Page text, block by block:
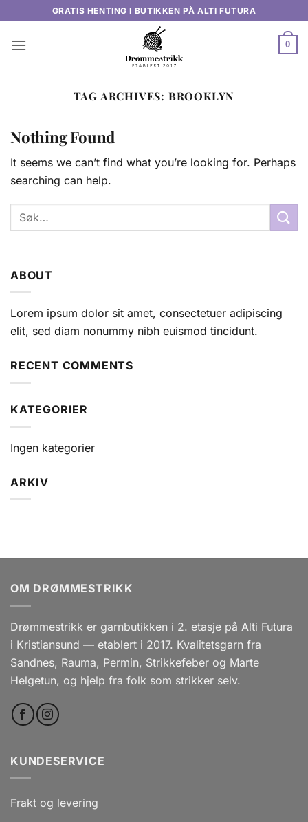
content
GRATIS HENTING I BUTIKKEN PÅ ALTI FUTURA
0
TAG ARCHIVES: BROOKLYN
Nothing Found
It seems we can’t find what you’re looking for. Perhaps
searching can help.
ABOUT
Lorem ipsum dolor sit amet, consectetuer adipiscing
elit, sed diam nonummy nibh euismod tincidunt.
RECENT COMMENTS
KATEGORIER
Ingen kategorier
ARKIV
OM DRØMMESTRIKK
Drømmestrikk er garnbutikken i 2. etasje på Alti Futura
i Kristiansund — etablert i 2017. Kvalitetsgarn fra
Sandnes, Rauma, Permin, Strikkefeber og Marte
Helgetun, og hjelp fra folk som strikker selv.
KUNDESERVICE
Frakt og levering